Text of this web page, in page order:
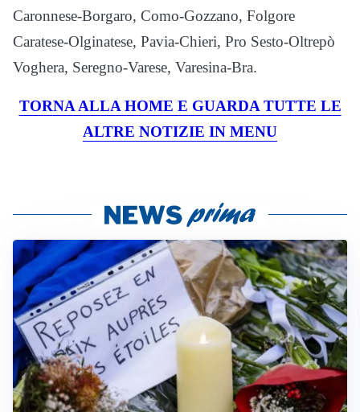
Caronnese-Borgaro, Como-Gozzano, Folgore
Caratese-Olginatese, Pavia-Chieri, Pro Sesto-Oltrepò
Voghera, Seregno-Varese, Varesina-Bra.
TORNA ALLA HOME E GUARDA TUTTE LE
ALTRE NOTIZIE IN MENU